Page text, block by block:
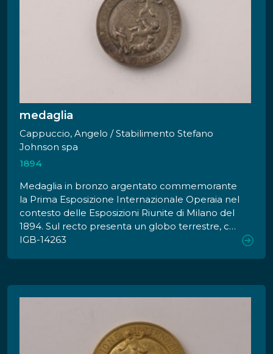
medaglia
Cappuccio, Angelo / Stabilimento Stefano
Johnson spa
1894
Medaglia in bronzo argentato commemorante
la Prima Esposizione Internazionale Operaia nel
contesto delle Esposizioni Riunite di Milano del
1894. Sul recto presenta un globo terrestre, con
stella raggiante sulla città di Milano, con quattro
IGB-14263